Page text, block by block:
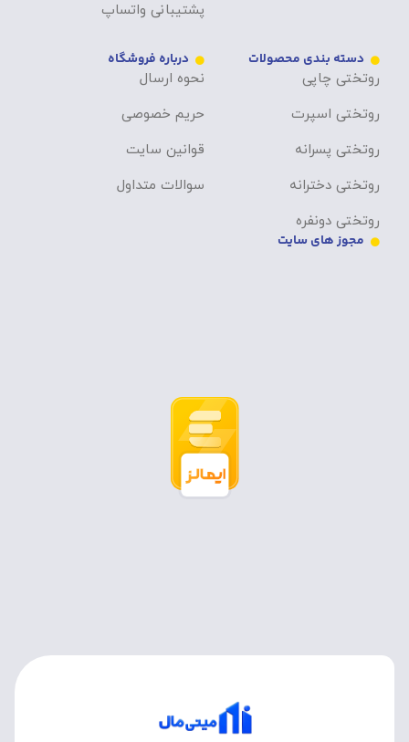
پشتیبانی واتساپ
دسته بندی محصولات
روتختی چاپی
روتختی اسپرت
روتختی پسرانه
روتختی دخترانه
روتختی دونفره
درباره فروشگاه
نحوه ارسال
حریم خصوصی
قوانین سایت
سوالات متداول
مجوز های سایت